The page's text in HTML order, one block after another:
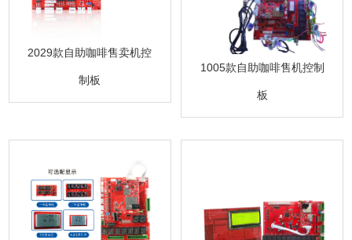
2029款自助咖啡售卖机控
制板
1005款自助咖啡售机控制
板